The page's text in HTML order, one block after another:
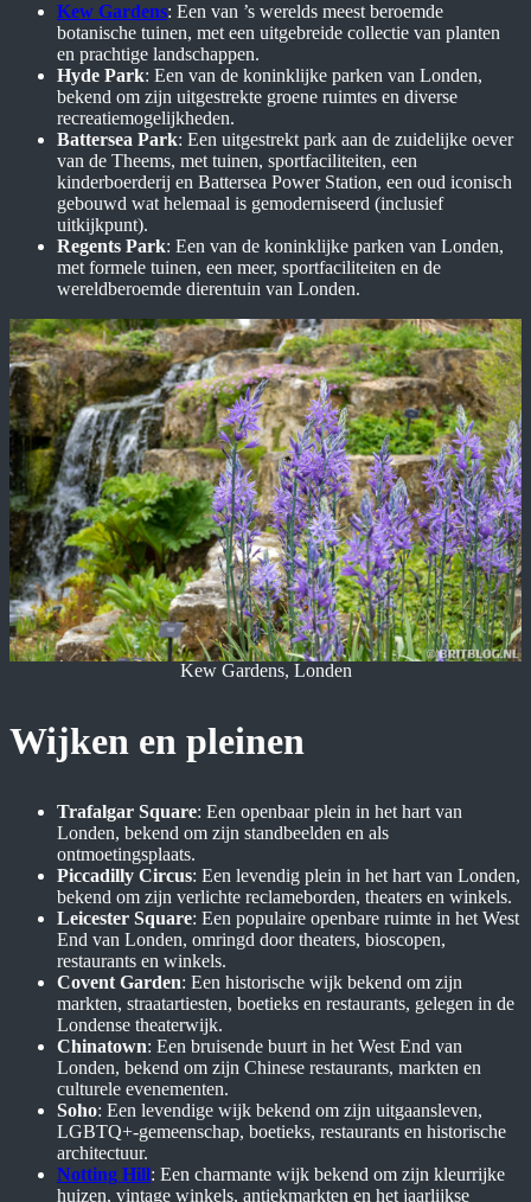
Kew Gardens: Een van ’s werelds meest beroemde
botanische tuinen, met een uitgebreide collectie van planten
en prachtige landschappen.
Hyde Park: Een van de koninklijke parken van Londen,
bekend om zijn uitgestrekte groene ruimtes en diverse
recreatiemogelijkheden.
Battersea Park: Een uitgestrekt park aan de zuidelijke oever
van de Theems, met tuinen, sportfaciliteiten, een
kinderboerderij en Battersea Power Station, een oud iconisch
gebouwd wat helemaal is gemoderniseerd (inclusief
uitkijkpunt).
Regents Park: Een van de koninklijke parken van Londen,
met formele tuinen, een meer, sportfaciliteiten en de
wereldberoemde dierentuin van Londen.
Kew Gardens, Londen
Wijken en pleinen
Trafalgar Square: Een openbaar plein in het hart van
Londen, bekend om zijn standbeelden en als
ontmoetingsplaats.
Piccadilly Circus: Een levendig plein in het hart van Londen,
bekend om zijn verlichte reclameborden, theaters en winkels.
Leicester Square: Een populaire openbare ruimte in het West
End van Londen, omringd door theaters, bioscopen,
restaurants en winkels.
Covent Garden: Een historische wijk bekend om zijn
markten, straatartiesten, boetieks en restaurants, gelegen in de
Londense theaterwijk.
Chinatown: Een bruisende buurt in het West End van
Londen, bekend om zijn Chinese restaurants, markten en
culturele evenementen.
Soho: Een levendige wijk bekend om zijn uitgaansleven,
LGBTQ+-gemeenschap, boetieks, restaurants en historische
architectuur.
Notting Hill: Een charmante wijk bekend om zijn kleurrijke
huizen, vintage winkels, antiekmarkten en het jaarlijkse